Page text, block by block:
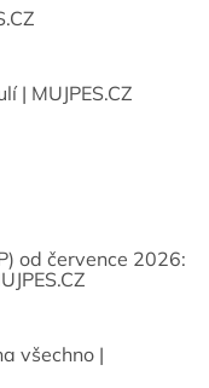
| MUJPES.CZ
od července 2026:
všechno |